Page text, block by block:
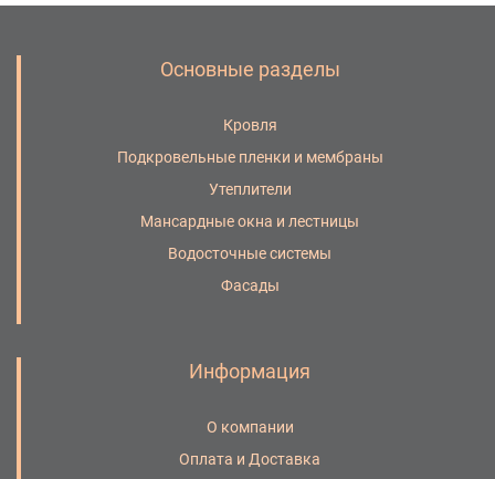
Основные разделы
Кровля
Подкровельные пленки и мембраны
Утеплители
Мансардные окна и лестницы
Водосточные системы
Фасады
Информация
О компании
Оплата и Доставка